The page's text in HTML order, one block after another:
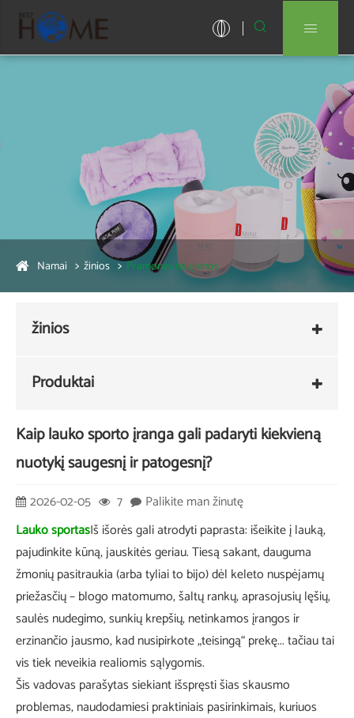
 
Namai žinios Pramonės naujienos
žinios
Produktai
Kaip lauko sporto įranga gali padaryti kiekvieną
nuotykį saugesnį ir patogesnį?
2026-02-05 7
Palikite man žinutę
Lauko sportasIš išorės gali atrodyti paprasta: išeikite į lauką,
pajudinkite kūną, jauskitės geriau. Tiesą sakant, dauguma
žmonių pasitraukia (arba tyliai to bijo) dėl keleto nuspėjamų
priežasčių – blogo matomumo, šaltų rankų, aprasojusių lęšių,
saulės nudegimo, sunkių krepšių, netinkamos įrangos ir
erzinančio jausmo, kad nusipirkote „teisingą“ prekę... tačiau tai
vis tiek neveikia realiomis sąlygomis.
Šis vadovas parašytas siekiant išspręsti šias skausmo
problemas, naudodamiesi praktiniais pasirinkimais, kuriuos